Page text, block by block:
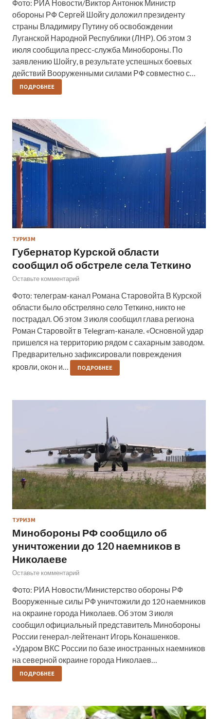
Фото: РИА Новости/Виктор Антонюк Министр
обороны РФ Сергей Шойгу доложил президенту
страны Владимиру Путину об освобождении
Луганской Народной Республики (ЛНР). Об этом 3
июля сообщила пресс-служба Минобороны. По
заявлению Шойгу, в результате успешных боевых
действий Вооруженными силами РФ совместно с…
ПОДРОБНЕЕ
ТУРИЗМ
Губернатор Курской области
сообщил об обстреле села Теткино
Оставьте комментарий
Фото: телеграм-канал Романа Старовойта В Курской
области было обстреляно село Теткино, никто не
пострадал. Об этом 3 июля сообщил глава региона
Роман Старовойт в Telegram-канале. «Основной удар
пришелся на территорию рядом с сахарным заводом.
Предварительно зафиксировали повреждения
кровли, окон и…
ПОДРОБНЕЕ
ТУРИЗМ
Минобороны РФ сообщило об
уничтожении до 120 наемников в
Николаеве
Оставьте комментарий
Фото: РИА Новости/Министерство обороны РФ
Вооруженные силы РФ уничтожили до 120 наемников
на окраине города Николаев. Об этом 3 июля
сообщил официальный представитель Минобороны
России генерал-лейтенант Игорь Конашенков.
«Ударом ВКС России по базе иностранных наемников
на северной окраине города Николаев…
ПОДРОБНЕЕ